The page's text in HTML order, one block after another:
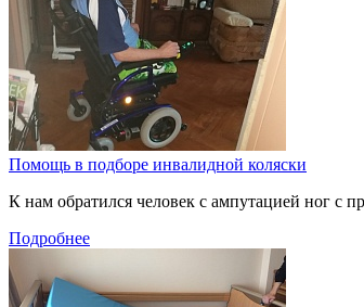
Помощь в подборе инвалидной коляски
К нам обратился человек с ампутацией ног с
Подробнее